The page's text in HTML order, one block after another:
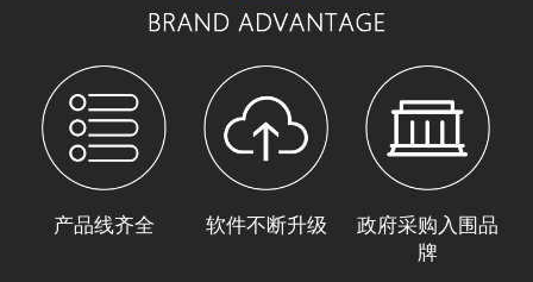
产品线齐全 软件不断升级
政府采购入围品
牌